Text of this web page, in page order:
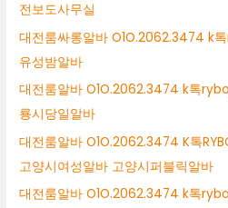
전보도사무실
대전룸싸롱알바 O1O.2062.3474 k
유성밤알바
대전룸알바 O1O.2062.3474 k톡
룡시당일알바
대전룸알바 O1O.2062.3474 K톡
고양시여성알바 고양시퍼블릭알바
대전룸알바 O1O.2062.3474 k톡